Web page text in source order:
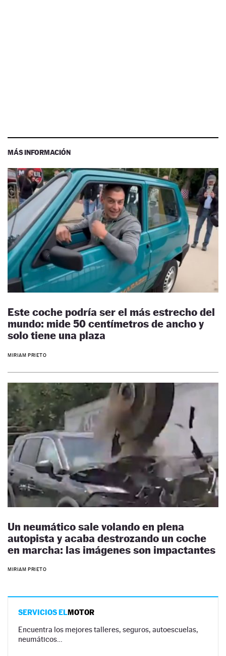
MÁS INFORMACIÓN
Este coche podría ser el más estrecho del
mundo: mide 50 centímetros de ancho y
solo tiene una plaza
MIRIAM PRIETO
Un neumático sale volando en plena
autopista y acaba destrozando un coche
en marcha: las imágenes son impactantes
MIRIAM PRIETO
SERVICIOS ELMOTOR
Encuentra los mejores talleres, seguros, autoescuelas,
neumáticos…